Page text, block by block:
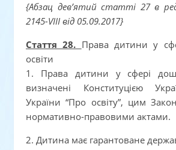
{Абзац дев’ятий статті 27 в
2145-VIII від 05.09.2017}
Стаття 28. Права дитини у
освіти
1. Права дитини у сфері
визначені Конституцією
України “Про освіту”, цим
нормативно-правовими актами.
2. Дитина має гарантоване